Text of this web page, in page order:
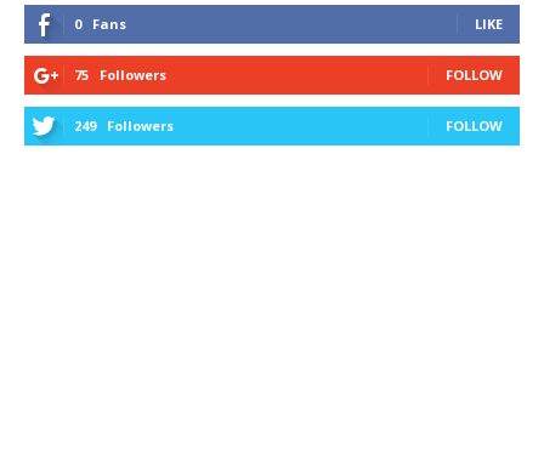
0 Fans LIKE
75 Followers FOLLOW
249 Followers FOLLOW